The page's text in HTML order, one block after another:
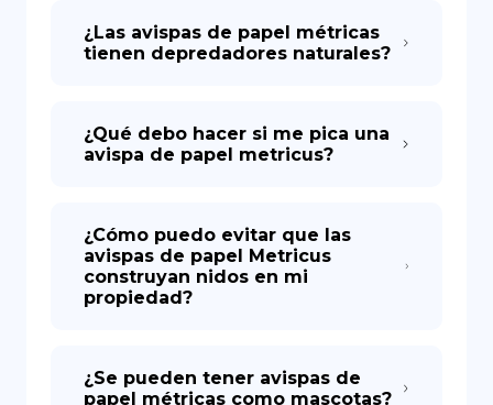
¿Las avispas de papel métricas
tienen depredadores naturales?
¿Qué debo hacer si me pica una
avispa de papel metricus?
¿Cómo puedo evitar que las
avispas de papel Metricus
construyan nidos en mi
propiedad?
¿Se pueden tener avispas de
papel métricas como mascotas?